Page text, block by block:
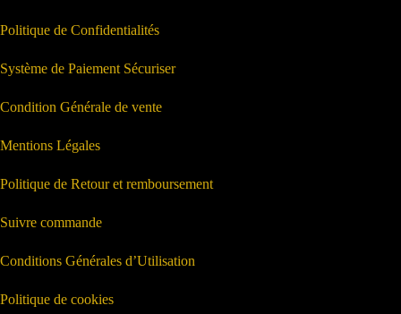
Politique de Confidentialités
Système de Paiement Sécuriser
Condition Générale de vente
Mentions Légales
Politique de Retour et remboursement
Suivre commande
Conditions Générales d’Utilisation
Politique de cookies